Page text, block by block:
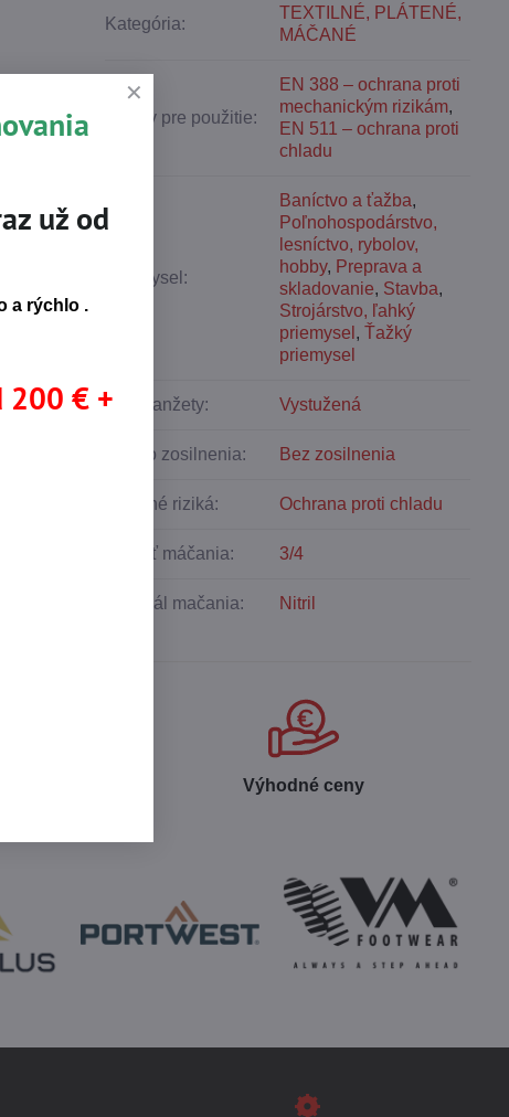
Kategória:
TEXTILNÉ, PLÁTENÉ,
MÁČANÉ
Normy pre použitie:
EN 388 – ochrana proti
mechanickým rizikám,
EN 511 – ochrana proti
chladu
Priemysel:
Baníctvo a ťažba,
Poľnohospodárstvo,
lesníctvo, rybolov,
hobby, Preprava a
skladovanie, Stavba,
Strojárstvo, ľahký
priemysel ,Ťažký
priemysel
Typ manžety: Vystužená
Miesto zosilnenia: Bez zosilnenia
Tepelné riziká: Ochrana proti chladu
Oblasť máčania: 3/4
Materiál mačania: Nitril
Výhodné ceny
už od
a rýchlo .
200 € +